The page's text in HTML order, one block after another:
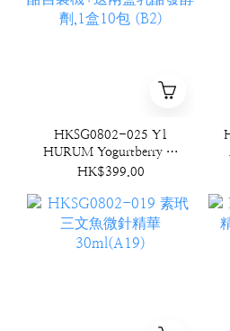
HKSG0802-025 Y1
HURUM Yogurtberry 乳
酪自製機+送兩盒乳酪發
HK$399.00